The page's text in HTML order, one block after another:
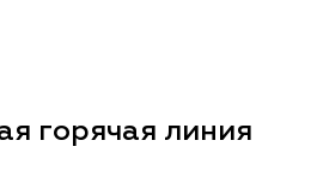
горячая линия